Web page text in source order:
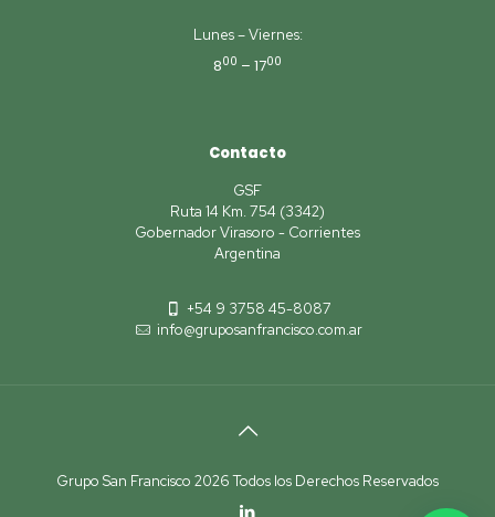
Lunes – Viernes:
800 – 1700
Contacto
GSF
Ruta 14 Km. 754 (3342)
Gobernador Virasoro - Corrientes
Argentina
+54 9 3758 45-8087
info@gruposanfrancisco.com.ar
Grupo San Francisco 2026 Todos los Derechos Reservados